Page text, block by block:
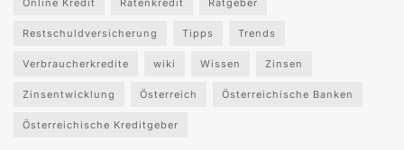
Online Kredit Ratenkredit Ratgeber
Restschuldversicherung Tipps Trends
Verbraucherkredite wiki Wissen Zinsen
Zinsentwicklung Österreich Österreichische Banken
Österreichische Kreditgeber